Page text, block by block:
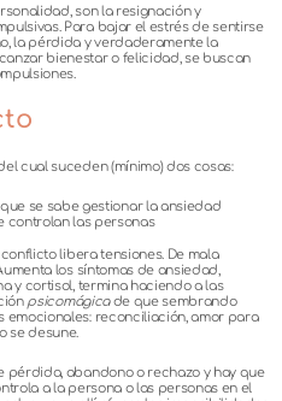
son la resignación y
Para bajar el estrés de sentirse
la pérdida y verdaderamente la
bienestar o felicidad, se buscan
cual suceden (mínimo) dos cosas:
se sabe gestionar la ansiedad
controlan las personas
libera tensiones. De mala
los síntomas de ansiedad,
y cortisol, termina haciendo a las
psicomágicade que sembrando
emocionales: reconciliación, amor para
se desune.
pérdida, abandono o rechazo y hay que
a la persona o las personas en el